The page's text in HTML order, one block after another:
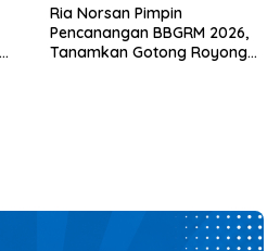
Ria Norsan Pimpin
Pencanangan BBGRM 2026,
Tanamkan Gotong Royong